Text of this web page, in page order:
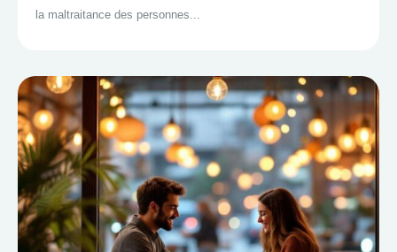
la maltraitance des personnes...